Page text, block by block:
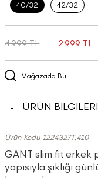
40/32
42/32
Mağazada Bul
4.999 TL 2.999 TL
ÜRÜN BİLGİLERİ
Ürün Kodu 1224327T.410
GANT slim fit erkek
yapısıyla şıklığı